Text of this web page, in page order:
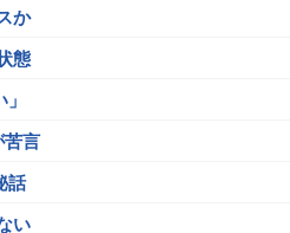
か
態
言
話
い